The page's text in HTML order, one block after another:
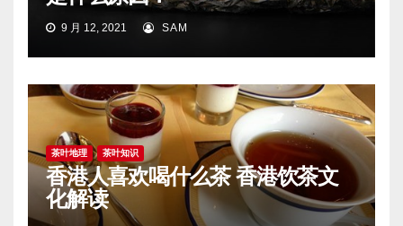
9 月 12, 2021 SAM
茶叶地理 茶叶知识
香港人喜欢喝什么茶 香港饮茶文
化解读